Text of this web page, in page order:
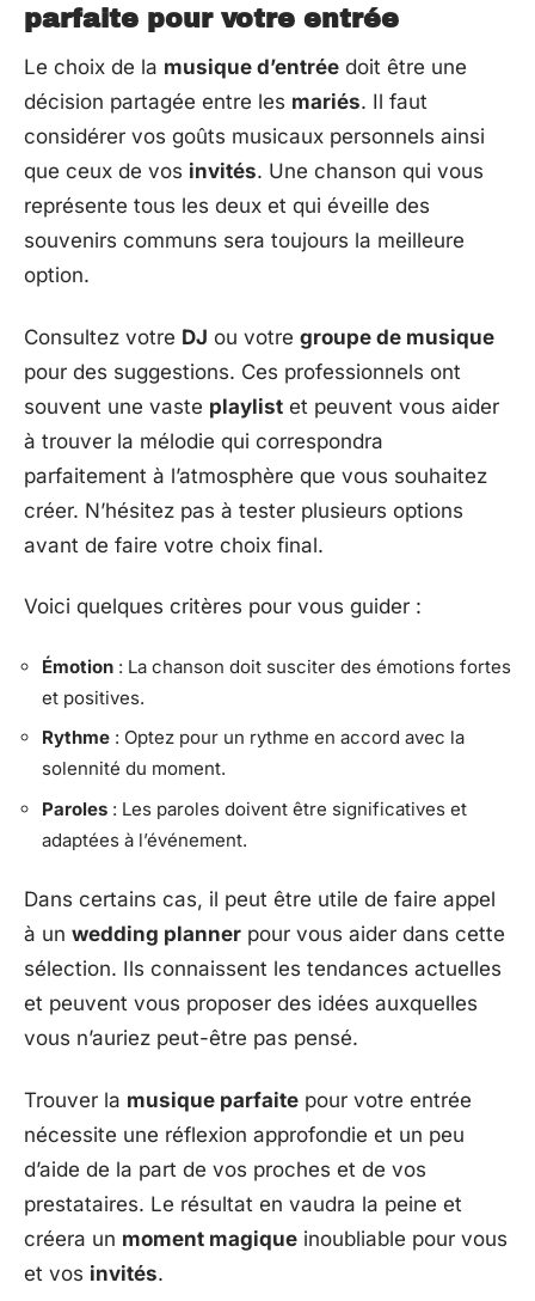
parfaite pour votre entrée
Le choix de la musique d’entrée doit être une
décision partagée entre les mariés. Il faut
considérer vos goûts musicaux personnels ainsi
que ceux de vos invités. Une chanson qui vous
représente tous les deux et qui éveille des
souvenirs communs sera toujours la meilleure
option.
Consultez votre DJ ou votre groupe de musique
pour des suggestions. Ces professionnels ont
souvent une vaste playlist et peuvent vous aider
à trouver la mélodie qui correspondra
parfaitement à l’atmosphère que vous souhaitez
créer. N’hésitez pas à tester plusieurs options
avant de faire votre choix final.
Voici quelques critères pour vous guider :
Émotion : La chanson doit susciter des émotions fortes
et positives.
Rythme : Optez pour un rythme en accord avec la
solennité du moment.
Paroles : Les paroles doivent être significatives et
adaptées à l’événement.
Dans certains cas, il peut être utile de faire appel
à un wedding planner pour vous aider dans cette
sélection. Ils connaissent les tendances actuelles
et peuvent vous proposer des idées auxquelles
vous n’auriez peut-être pas pensé.
Trouver la musique parfaite pour votre entrée
nécessite une réflexion approfondie et un peu
d’aide de la part de vos proches et de vos
prestataires. Le résultat en vaudra la peine et
créera un moment magique inoubliable pour vous
et vos invités.